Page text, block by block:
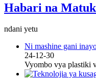
Habari na
ndani yetu
Ni mashine gani
24-12-30
Vyombo vya plastiki